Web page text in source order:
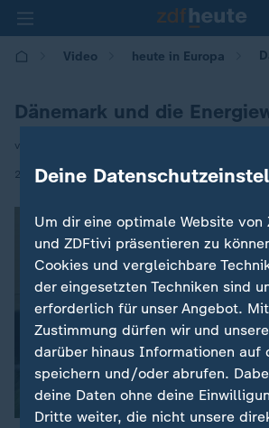
Video heute in Europa
Dänemark und die
von Andreas Klinner
26.09.2025 | 16:00
Deine
Um dir eine optimale Website von
und ZDFtivi präsentieren zu
Cookies und vergleichbare
der eingesetzten Techniken sind
erforderlich für unser Angebot.
Zustimmung dürfen wir und
darüber hinaus Informationen auf
speichern und/oder abrufen.
deine Daten ohne deine
Dritte weiter, die nicht unsere